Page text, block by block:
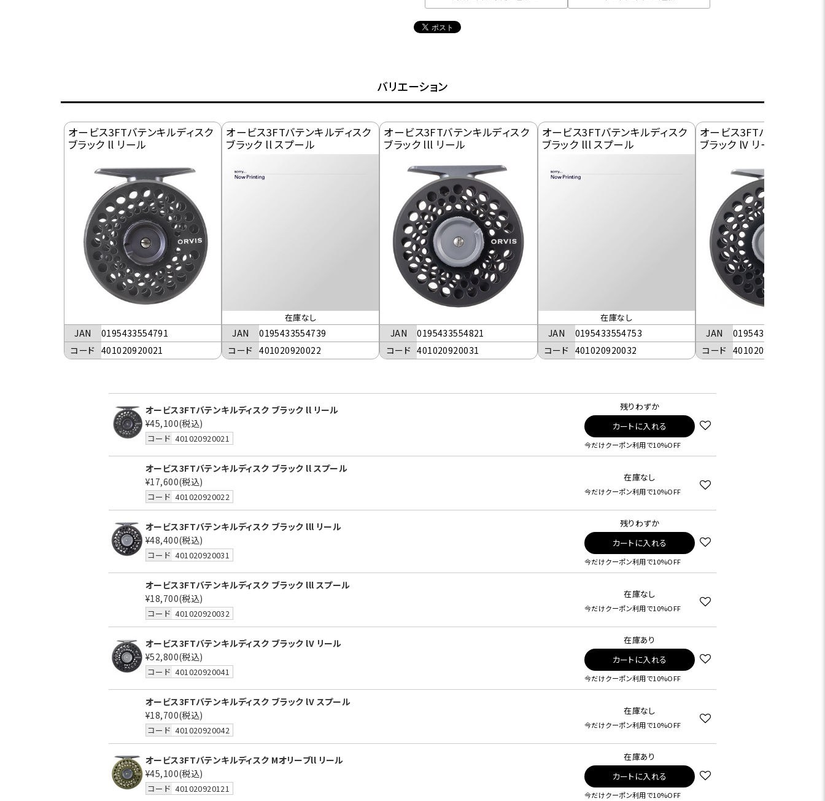
バリエーション
オービス3FTバテンキルディスク
ブラック ll リール
JAN
0195433554791
コード 401020920021
オービス3FTバテンキルディスク
ブラック ll スプール
在庫なし
JAN
0195433554739
コード 401020920022
オービス3FTバテンキルディスク
ブラック lll リール
JAN
0195433554821
コード 401020920031
オービス3FTバテンキルディスク
ブラック lll スプール
在庫なし
JAN
0195433554753
コード 401020920032
オービス3FTバテンキルデ
ブラック lV リール
JAN
0195433554852
コード 401020920041
オービス3FTバテンキルディスク ブラック ll リール
¥45,100(税込)
コード 401020920021
残りわずか
カートに入れる
今だけクーポン利用で10%OFF
オービス3FTバテンキルディスク ブラック ll スプール
¥17,600(税込)
コード 401020920022
在庫なし
今だけクーポン利用で10%OFF
オービス3FTバテンキルディスク ブラック lll リール
¥48,400(税込)
コード 401020920031
残りわずか
カートに入れる
今だけクーポン利用で10%OFF
オービス3FTバテンキルディスク ブラック lll スプール
¥18,700(税込)
コード 401020920032
在庫なし
今だけクーポン利用で10%OFF
オービス3FTバテンキルディスク ブラック lV リール
¥52,800(税込)
コード 401020920041
在庫あり
カートに入れる
今だけクーポン利用で10%OFF
オービス3FTバテンキルディスク ブラック lV スプール
¥18,700(税込)
コード 401020920042
在庫なし
今だけクーポン利用で10%OFF
オービス3FTバテンキルディスク Mオリーブll リール
¥45,100(税込)
コード 401020920121
在庫あり
カートに入れる
今だけクーポン利用で10%OFF